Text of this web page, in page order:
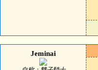
Jeminai